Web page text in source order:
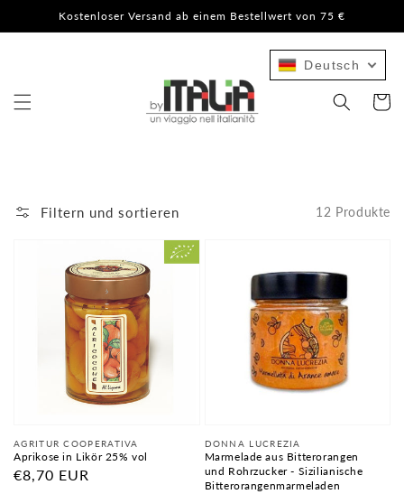
Inhalt
Kostenloser Versand ab einem Bestellwert von 75 €
Filtern und sortieren 12 Produkte
Anbieter:
AGRITUR COOPERATIVA
Aprikose in Likör 25% vol
Normaler
€8,70 EUR
Anbieter:
DONNA LUCREZIA
Marmelade aus Bitterorangen
und Rohrzucker - Sizilianische
Bitterorangenmarmeladen
Deutsch